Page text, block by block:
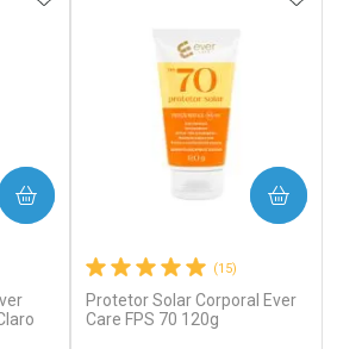
(15)
Protetor Solar Corporal Ever
Care FPS 70 120g
COMPRAR